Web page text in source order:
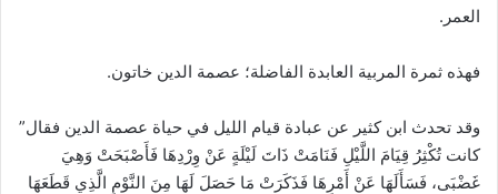
العمر.
فهذه ثمرة المربية العابدة الفاضلة؛ عصمة الدين خاتون.
وقد تحدث ابن كثير عن عبادة قيام الليل في حياة عصمة الدين فقال”
كانت تُكْثِرُ قِيَامَ اللَّيْلِ فَنَامَتْ ذَاتَ لَيْلَةٍ عَنْ وِرْدِهَا فَأَصْبَحَتْ وَهِيَ
غَضْبَى، فَسَأَلَهَا عَنْ أَمْرِهَا فَذَكَرَتْ مَا حَصَلَ لَهَا مِنَ النَّوْمِ الَّذِي قَطَعَهَا